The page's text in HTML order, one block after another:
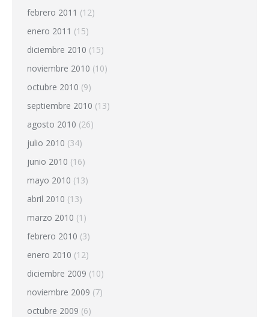
febrero 2011 (12)
enero 2011 (15)
diciembre 2010 (15)
noviembre 2010 (10)
octubre 2010 (9)
septiembre 2010 (13)
agosto 2010 (26)
julio 2010 (34)
junio 2010 (16)
mayo 2010 (13)
abril 2010 (13)
marzo 2010 (1)
febrero 2010 (3)
enero 2010 (12)
diciembre 2009 (10)
noviembre 2009 (7)
octubre 2009 (6)